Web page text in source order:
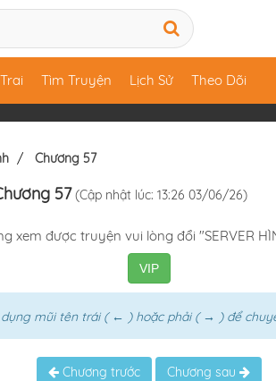
Tìm Truyện Lịch Sử Theo Dõi
Chương 57
57 (Cập nhật lúc: 13:26 03/06/26)
xem được truyện vui lòng đổi "SERVER
VIP
dụng mũi tên trái ( ← ) hoặc phải ( → ) để
Chương trước Chương sau